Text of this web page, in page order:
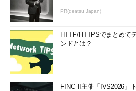
PR(dentsu Japan)
HTTP/HTTPSでまとめて
ンドとは？
FINCHI主催「IVS2026」